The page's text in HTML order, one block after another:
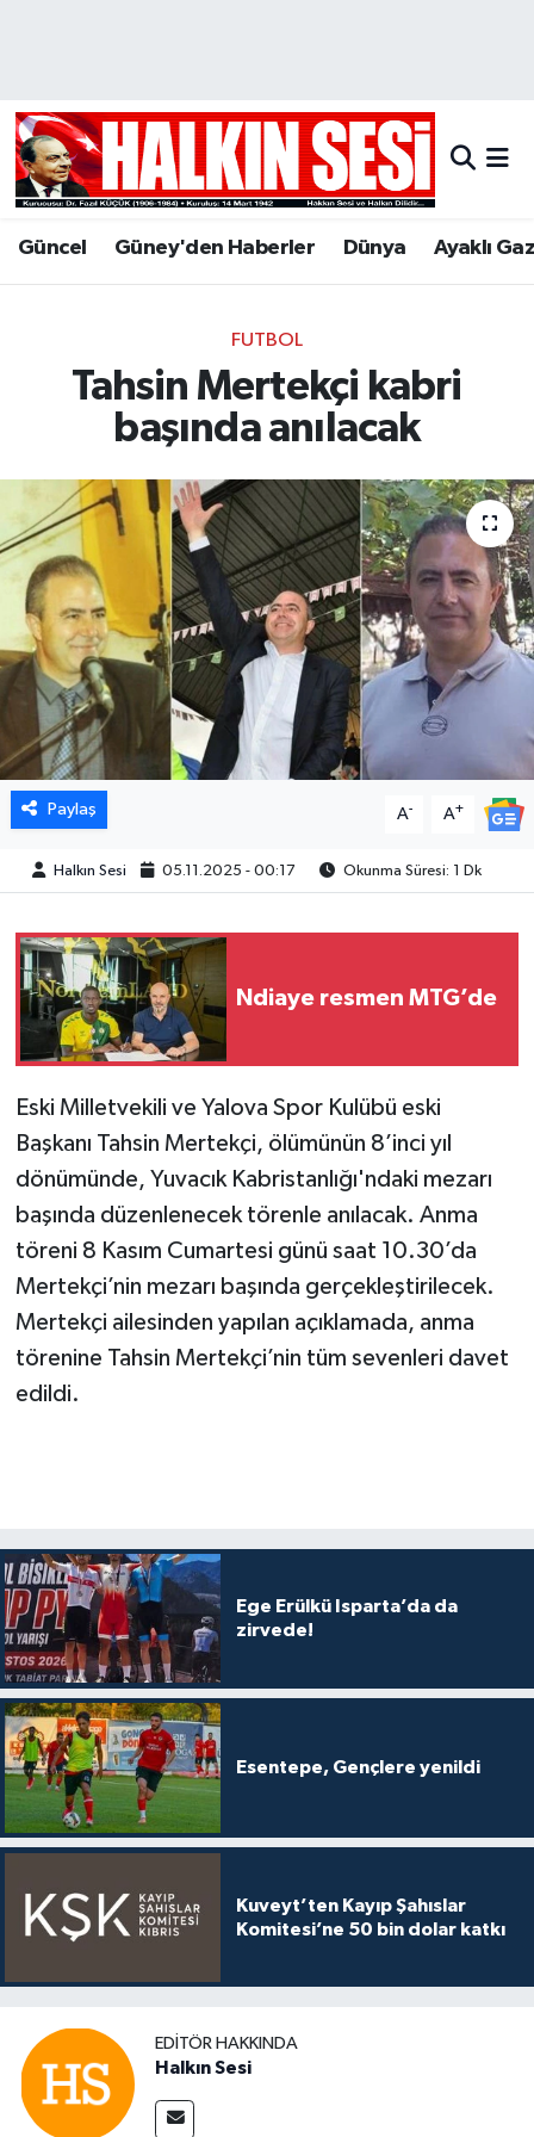
Güncel Güney'den Haberler Dünya Ayaklı
FUTBOL
Tahsin Mertekçi kabri
başında anılacak
Paylaş A- A+
Halkın Sesi 05.11.2025 - 00:17 Okunma Süresi: 1 Dk
Ndiaye resmen MTG’de
Eski Milletvekili ve Yalova Spor Kulübü eski
Başkanı Tahsin Mertekçi, ölümünün 8’inci yıl
dönümünde, Yuvacık Kabristanlığı'ndaki mezarı
başında düzenlenecek törenle anılacak. Anma
töreni 8 Kasım Cumartesi günü saat 10.30’da
Mertekçi’nin mezarı başında gerçekleştirilecek.
Mertekçi ailesinden yapılan açıklamada, anma
törenine Tahsin Mertekçi’nin tüm sevenleri davet
edildi.
Ege Erülkü Isparta’da da
zirvede!
Esentepe, Gençlere yenildi
Kuveyt’ten Kayıp Şahıslar
Komitesi’ne 50 bin dolar katkı
EDITÖR HAKKINDA
Halkın Sesi
Hava Durumu
Trafik Durumu
Son Dakika Haberleri